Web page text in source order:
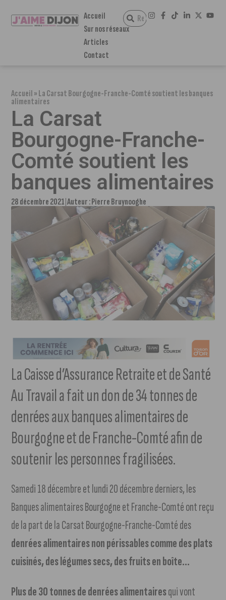
Accueil
Sur nos réseaux
Articles
Contact
Accueil»La Carsat Bourgogne-Franche-Comté soutient les banques
alimentaires
La Carsat
Bourgogne-Franche-
Comté soutient les
banques alimentaires
28 décembre 2021 Auteur :Pierre Bruynooghe
La Caisse d’Assurance Retraite et de Santé
Au Travail a fait un don de 34 tonnes de
denrées aux banques alimentaires de
Bourgogne et de Franche-Comté afin de
soutenir les personnes fragilisées.
Samedi 18 décembre et lundi 20 décembre derniers, les
Banques alimentaires Bourgogne et Franche-Comté ont reçu
de la part de la Carsat Bourgogne-Franche-Comté des
denrées alimentaires non périssables comme des plats
cuisinés, des légumes secs, des fruits en boîte…
Plus de 30 tonnes de denrées alimentairesqui vont